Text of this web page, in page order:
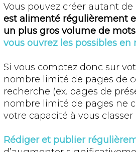
Vous pouvez créer autant
est alimenté régulièrement
un plus gros volume de mots
vous ouvrez les possibles
Si vous comptez donc sur
nombre limité de pages de
recherche (ex. pages de
nombre limité de pages ne
votre capacité à vous
Rédiger et publier